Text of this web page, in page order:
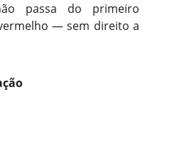
passa do primeiro
— sem direito a